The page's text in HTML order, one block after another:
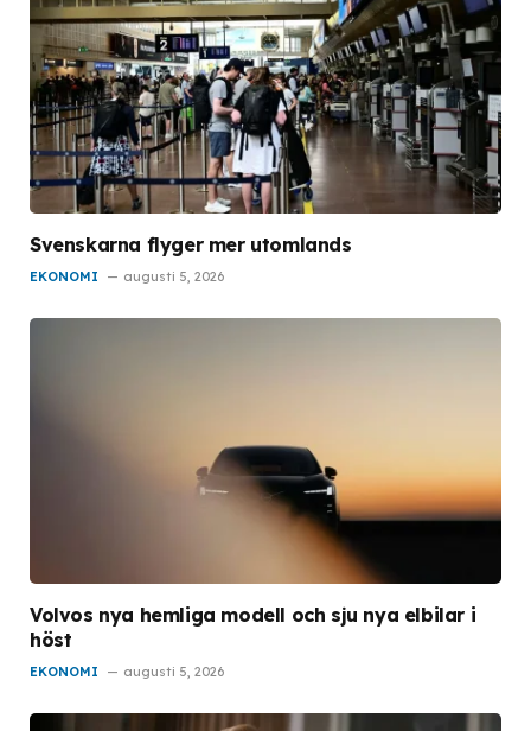
Svenskarna flyger mer utomlands
EKONOMI augusti 5, 2026
Volvos nya hemliga modell och sju nya elbilar i
höst
EKONOMI augusti 5, 2026